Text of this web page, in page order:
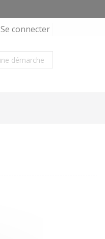
Se connecter